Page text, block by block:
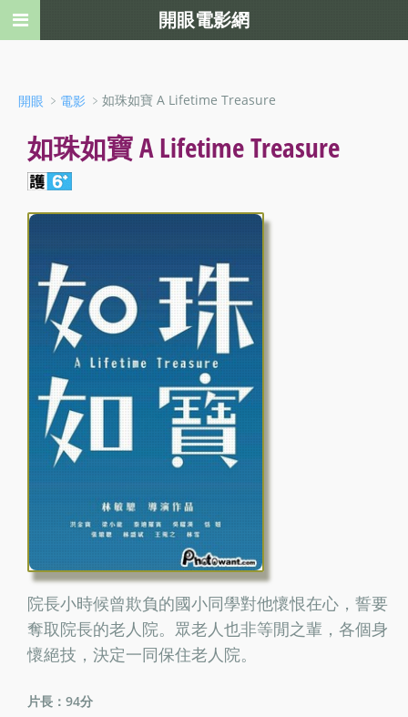
開眼 ﹥ 電影 ﹥如珠如寶 A Lifetime Treasure
如珠如寶 A Lifetime Treasure
院長小時候曾欺負的國小同學對他懷恨在心，誓要
奪取院長的老人院。眾老人也非等閒之輩，各個身
懷絕技，決定一同保住老人院。
片長：94分
開眼電影網